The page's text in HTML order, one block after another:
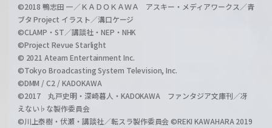
©2018 鴨志田 一／ＫＡＤＯＫＡＷＡ アスキー・メディアワークス／青
ブタ Project イラスト／溝口ケージ
©CLAMP・ST／講談社・NEP・NHK
©Project Revue Starlight
© 2021 Ateam Entertainment Inc.
©Tokyo Broadcasting System Television, Inc.
©DMM / C2 / KADOKAWA
©2017 丸戸史明・深崎暮人・KADOKAWA ファンタジア文庫刊／冴
えない♭な製作委員会
©川上泰樹・伏瀬・講談社／転スラ製作委員会 ©REKI KAWAHARA 2019